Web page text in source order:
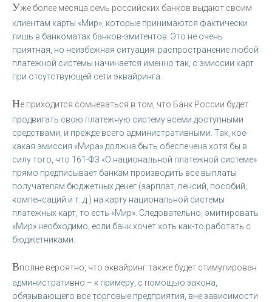
Уже более месяца семь российских банков выдают своим
клиентам карты «Мир», которые принимаются фактически
лишь в банкоматах банков-эмитентов. Это не очень
приятная, но неизбежная ситуация: распространение любой
платежной системы начинается именно так, с эмиссии карт
при отсутствующей сети эквайринга.
Не приходится сомневаться в том, что Банк России будет
продвигать свою платежную систему всеми доступными
средствами, и прежде всего административными. Так, кое-
какая эмиссия «Мира» должна быть обеспечена хотя бы в
силу того, что 161-ФЗ «О национальной платежной системе»
прямо предписывает банкам производить все выплаты
получателям бюджетных денег (зарплат, пенсий, пособий,
компенсаций и т. д.) на карту национальной системы
платежных карт, то есть «Мир». Следовательно, эмитировать
«Мир» необходимо, если банк хочет хоть как-то работать с
бюджетниками.
Вполне вероятно, что эквайринг также будет стимулирован
административно – к примеру, с помощью закона,
обязывающего все торговые предприятия, вне зависимости